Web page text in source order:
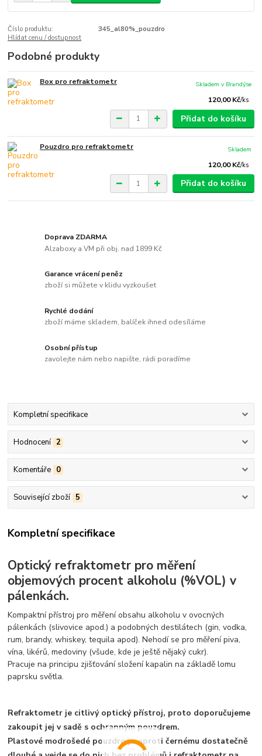
Číslo produktu:
345_al80%_pouzdro
Hlídat cenu / dostupnost
Podobné produkty
Box pro refraktometr
120,00 Kč/ks
Skladem v Brandýse
Přidat do košíku
Pouzdro pro refraktometr
120,00 Kč/ks
Skladem
Přidat do košíku
Doprava ZDARMA
Alzaboxy a VM při obj. nad 1899 Kč
Garance vrácení peněz
zboží si můžete v klidu vyzkoušet
Rychlé dodání
zboží máme skladem, balíček ihned odesíláme
Osobní přístup
zavolejte nám nebo napište, rádi poradíme
Kompletní specifikace
Hodnocení 2
Komentáře 0
Související zboží 5
Kompletní specifikace
Optický refraktometr pro měření
objemových procent alkoholu (%VOL) v
pálenkách.
Kompaktní přístroj pro měření obsahu alkoholu v ovocných
pálenkách (slivovice apod.) a podobných destilátech (gin, vodka,
rum, brandy, whiskey, tequila apod). Nehodí se pro měření piva,
vína, likérů, medoviny (všude, kde je ještě nějaký cukr).
Pracuje na principu zjišťování složení kapalin na základě lomu
paprsku světla.
Refraktometr je citlivý optický přístroj, proto doporučujeme
zakoupit jej v sadě s ochranným pouzdrem.
Plastové modrošedé pouzdro je oproti černému dostatečně